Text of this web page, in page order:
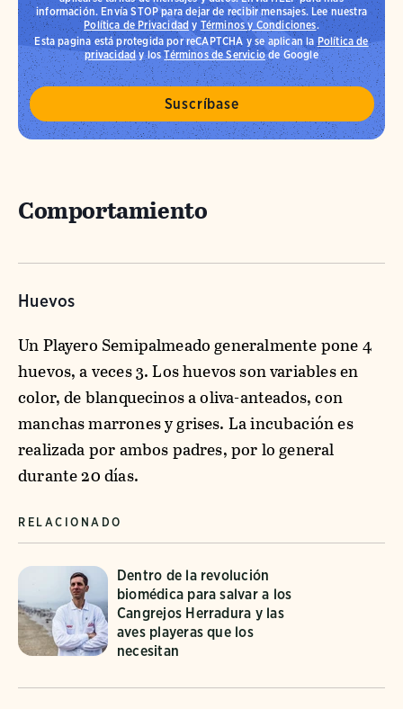
información. Envía STOP para dejar de recibir mensajes. Lee nuestra
Política de Privacidad y Términos y Condiciones.
Esta pagina está protegida por reCAPTCHA y se aplican laPolítica de
privacidady losTérminos de Serviciode Google
Comportamiento
Huevos
Un Playero Semipalmeado generalmente pone 4
huevos, a veces 3. Los huevos son variables en
color, de blanquecinos a oliva-anteados, con
manchas marrones y grises. La incubación es
realizada por ambos padres, por lo general
durante 20 días.
RELACIONADO
Dentro de la revolución
biomédica para salvar a los
Cangrejos Herradura y las
aves playeras que los
necesitan